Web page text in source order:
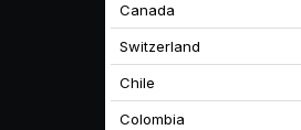
Canada
Switzerland
Chile
Colombia